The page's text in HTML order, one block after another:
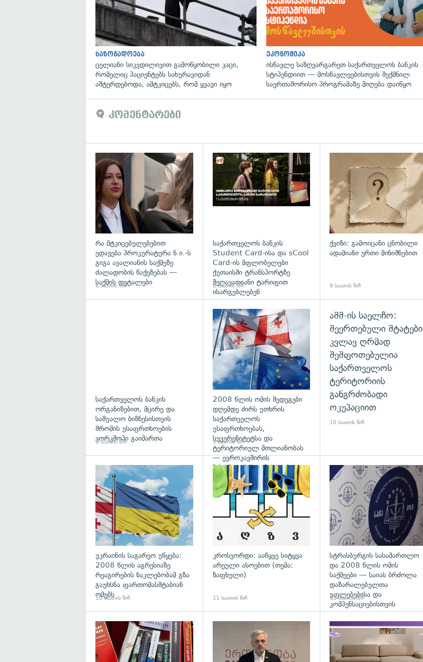
საზოგადოება
ცელიანი სიკვდილივით გამოწყობილი კაცი,
რომელიც პაციენტებს სახურავიდან
აშტერდებოდა, ამტკიცებს, რომ ყვავი იყო
ეკონომიკა
ისწავლე საზღვარგარეთ საქართველოს ბანკის
სტიპენდიით — მოსწავლეებისთვის შექმნილ
საერთაშორისო პროგრამაზე მიღება დაიწყო
კომენტარები
გადახედვა
რა მტკიცებულებებით
ედავება პროკურატურა ნ.ი.-ს
გიგა ავალიანის საქმეზე
ძალადობის წაქეზებას —
საქმის დეტალები
6 საათის წინ
საქართველოს ბანკის
Student Card-ისა და sCool
Card-ის მფლობელები
ქუთაისში ტრანსპორტზე
შეღავათიანი ტარიფით
ისარგებლებენ
8 საათის წინ
ქვიზი: გამოიცანი ცნობილი
ადამიანი ერთი მინიშნებით
9 საათის წინ
საქართველოს ბანკის
ორგანიზებით, მცირე და
საშუალო ბიზნესისთვის
შრომის უსაფრთხოების
ვორკშოპი გაიმართა
9 საათის წინ
გადახედვა
2008 წლის ომის შედეგები
დღემდე ძირს უთხრის
საქართველოს
უსაფრთხოებას,
სუვერენიტეტსა და
ტერიტორიულ მთლიანობას
— ევროკავშირის
პრესპიკერის განცხადება
9 საათის წინ
აშშ-ის საელჩო:
შეერთებული შტატები
კვლავ ღრმად
შეშფოთებულია
საქართველოს
ტერიტორიის
განგრძობადი
ოკუპაციით
10 საათის წინ
გადახედვა
უკრაინის საგარეო უწყება:
2008 წლის აგრესიაზე
რეაგირების ნაკლებობამ გზა
გაუხსნა ფართომასშტაბიან
ომებს
10 საათის წინ
გადახედვა
კროსვორდი: ააწყვე სიტყვა
არეული ასოებით (თემა:
ზაფხული)
11 საათის წინ
სტრასბურგის სასამართლო
და 2008 წლის ომის
საქმეები — საიას ბრძოლა
დაზარალებულთა
უფლებებისა და
კომპენსაციებისთვის
11 საათის წინ
გადახედვა